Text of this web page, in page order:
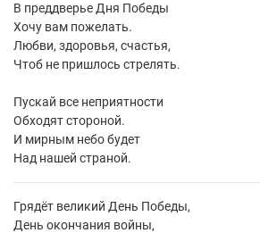
В преддверье Дня Победы
Хочу вам пожелать.
Любви, здоровья, счастья,
Чтоб не пришлось стрелять.
Пускай все неприятности
Обходят стороной.
И мирным небо будет
Над нашей страной.
Грядёт великий День Победы,
День окончания войны,